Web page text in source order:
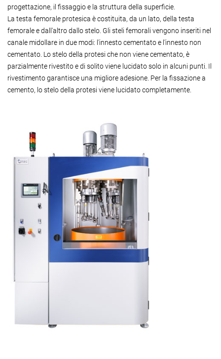
progettazione, il fissaggio e la struttura della superficie.
La testa femorale protesica è costituita, da un lato, della testa
femorale e dall'altro dallo stelo. Gli steli femorali vengono inseriti nel
canale midollare in due modi: l'innesto cementato e l'innesto non
cementato. Lo stelo della protesi che non viene cementato, è
parzialmente rivestito e di solito viene lucidato solo in alcuni punti. Il
rivestimento garantisce una migliore adesione. Per la fissazione a
cemento, lo stelo della protesi viene lucidato completamente.